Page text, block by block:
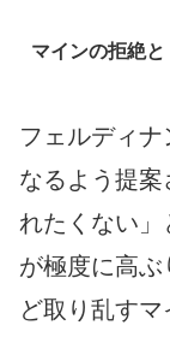
マインの拒絶
フェルディ
なるよう提
れたくない
が極度に高
ど取り乱す